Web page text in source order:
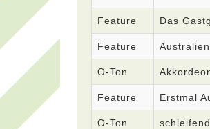
Feature Das
Feature
O-Ton
Feature Erstmal
O-Ton